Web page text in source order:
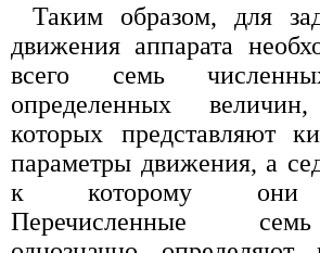
Таким образом, для
движения аппарата
всего семь
определенных
которых представляют
параметры движения, а
к которому они
Перечисленные